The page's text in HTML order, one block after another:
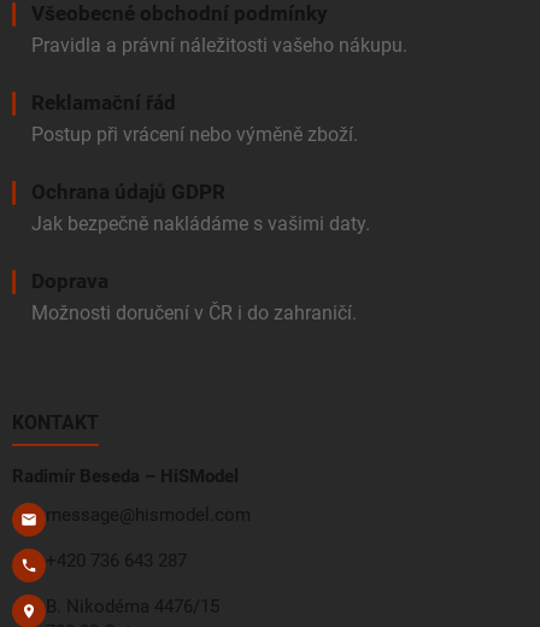
Všeobecné obchodní podmínky
Pravidla a právní náležitosti vašeho nákupu.
Reklamační řád
Postup při vrácení nebo výměně zboží.
Ochrana údajů GDPR
Jak bezpečně nakládáme s vašimi daty.
Doprava
Možnosti doručení v ČR i do zahraničí.
KONTAKT
Radimír Beseda – HiSModel
message@hismodel.com
+420 736 643 287
B. Nikodéma 4476/15